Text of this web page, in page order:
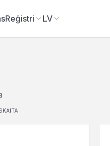
Reģistri LV